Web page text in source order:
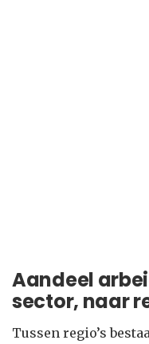
Aandeel
sector, naar
Tussen regio’s